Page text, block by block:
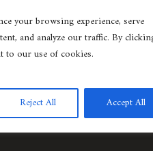
your browsing experience, serve
and analyze our traffic. By
to our use of cookies.
Reject All Accept All
Agence Lyonnaise © Copyright